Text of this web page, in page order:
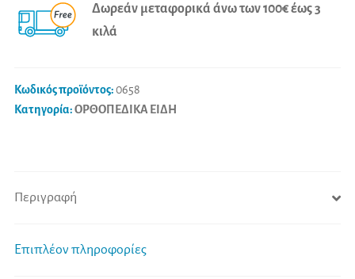
n
a
i
v
Δωρεάν μεταφορικά άνω των 100€ έως 3
κιλά
Κωδικός προϊόντος:0658
Κατηγορία:ΟΡΘΟΠΕΔΙΚΑ ΕΙΔΗ
Περιγραφή
Επιπλέον πληροφορίες